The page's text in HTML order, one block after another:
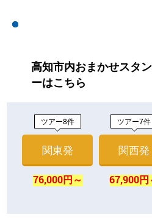
高知市内おまかせスタ
ーはこちら
ツアー8件
関東発
76,000円～
ツアー7件
関西発
67,900円